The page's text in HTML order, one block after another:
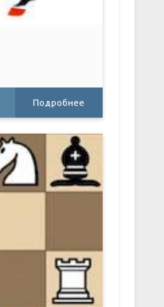
Подробнее